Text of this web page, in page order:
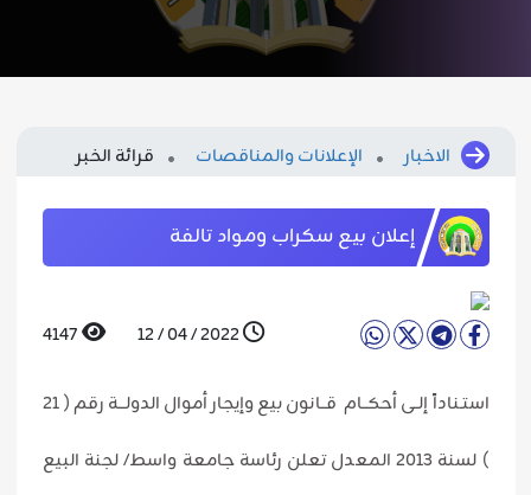
الاخبار الإعلانات والمناقصات قرائة الخبر
إعلان بيع سكراب ومواد تالفة
2022 / 04 / 12
استـناداً إلــى أحكــام قــانون بيع وإيجار أموال الدولـــة رقم ( 21
) لسنة 2013 المعدل تعلن رئاسة جامعة واسط/ لجنة البيع